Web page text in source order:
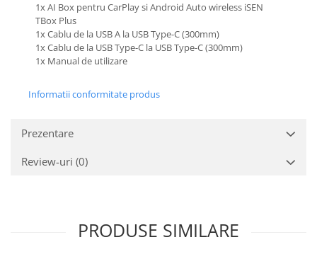
1x AI Box pentru CarPlay si Android Auto wireless iSEN
TBox Plus
1x Cablu de la USB A la USB Type-C (300mm)
1x Cablu de la USB Type-C la USB Type-C (300mm)
1x Manual de utilizare
Informatii conformitate produs
Prezentare
Review-uri (0)
PRODUSE SIMILARE